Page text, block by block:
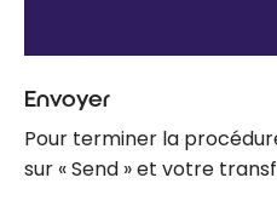
Envoyer
Pour terminer la
sur « Send » et votre